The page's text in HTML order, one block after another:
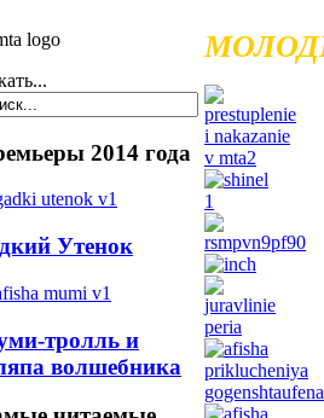
2014 года
Утенок
тролль и
волшебника